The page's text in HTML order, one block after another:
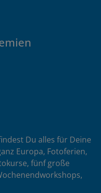
Du alles für Deine
Europa, Fotoferien,
fünf große